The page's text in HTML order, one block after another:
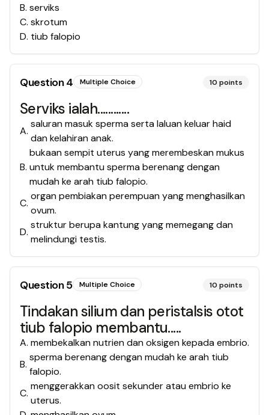
B. serviks
C. skrotum
D. tiub falopio
Question4 Multiple Choice 10 points
Serviks ialah............
A.
saluran masuk sperma serta laluan keluar haid
dan kelahiran anak.
B.
bukaan sempit uterus yang merembeskan mukus
untuk membantu sperma berenang dengan
mudah ke arah tiub falopio.
C.
organ pembiakan perempuan yang menghasilkan
ovum.
D.
struktur berupa kantung yang memegang dan
melindungi testis.
Question5 Multiple Choice 10 points
Tindakan silium dan peristalsis otot
tiub falopio membantu.....
A. membekalkan nutrien dan oksigen kepada embrio.
B.
sperma berenang dengan mudah ke arah tiub
falopio.
C.
menggerakkan oosit sekunder atau embrio ke
uterus.